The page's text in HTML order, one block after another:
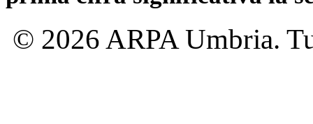
© 2026 ARPA Umbria.